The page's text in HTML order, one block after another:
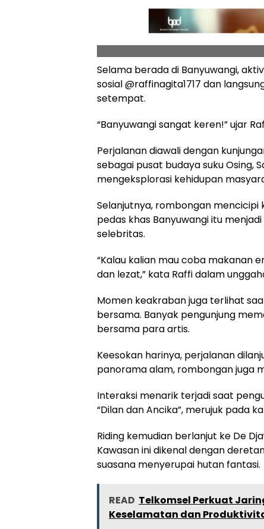
Selama berada di Banyuwangi,
sosial @raffinagita1717 dan
setempat.
“Banyuwangi sangat keren!” ujar
Perjalanan diawali dengan
sebagai pusat budaya suku Osing,
mengeksplorasi kehidupan
Selanjutnya, rombongan mencicipi
pedas khas Banyuwangi itu
selebritas.
“Kalau kalian mau coba makanan
dan lezat,” kata Raffi dalam
Momen keakraban juga terlihat
bersama. Banyak pengunjung
bersama para artis.
Keesokan harinya, perjalanan
panorama alam, rombongan juga
Interaksi menarik terjadi saat
“Dilan dan Ancika”, merujuk pada
Riding kemudian berlanjut ke De
Kawasan ini dikenal dengan
suasana menyerupai hutan fantasi.
READ Telkomsel Perkuat
Keselamatan dan